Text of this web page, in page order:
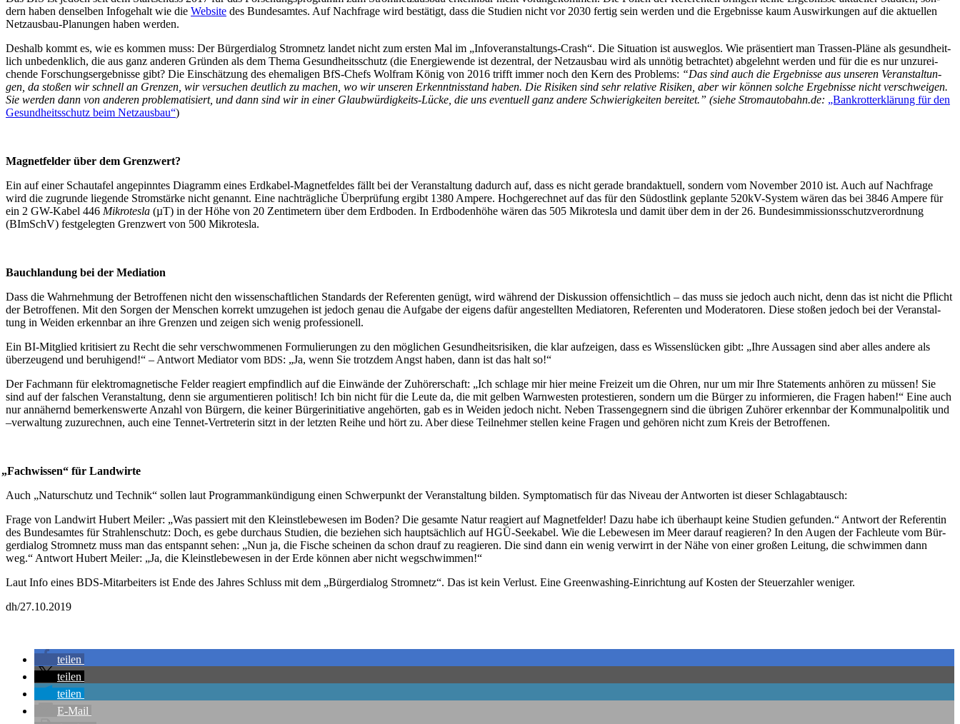
dern haben den­sel­ben Info­ge­halt wie die Web­site des Bun­des­am­tes. Auf Nach­fra­ge wird bestä­tigt, dass die Stu­di­en nicht vor 2030 fer­tig sein wer­den und die Ergeb­nis­se kaum Aus­wir­kun­gen auf die aktu­el­len
Netz­aus­bau-Pla­nun­gen haben werden.
Des­halb kommt es, wie es kom­men muss: Der Bür­ger­dia­log Strom­netz lan­det nicht zum ers­ten Mal im „Info­ver­an­stal­tungs-Crash“. Die Situa­ti­on ist aus­weg­los. Wie prä­sen­tiert man Tras­sen-Plä­ne als gesund­heit­
lich unbe­denk­lich, die aus ganz ande­ren Grün­den als dem The­ma Gesund­heits­schutz (die Ener­gie­wen­de ist dezen­tral, der Netz­aus­bau wird als unnö­tig betrach­tet) abge­lehnt wer­den und für die es nur unzu­rei­
chen­de For­schungs­er­geb­nis­se gibt? Die Ein­schät­zung des ehe­ma­li­gen BfS-Chefs Wolf­ram König von 2016 trifft immer noch den Kern des Pro­blems: “Das sind auch die Ergeb­nis­se aus unse­ren Ver­an­stal­tun­
gen, da sto­ßen wir schnell an Gren­zen, wir ver­su­chen deut­lich zu machen, wo wir unse­ren Erkennt­nis­stand haben. Die Risi­ken sind sehr rela­ti­ve Risi­ken, aber wir kön­nen sol­che Ergeb­nis­se nicht ver­schwei­gen.
Sie wer­den dann von ande­ren pro­ble­ma­ti­siert, und dann sind wir in einer Glaub­wür­dig­keits-Lücke, die uns even­tu­ell ganz ande­re Schwie­rig­kei­ten berei­tet.” (sie­he Stromautobahn.de: „Bank­rott­erklä­rung für den
Gesund­heits­schutz beim Netz­aus­bau“)
Magnet­fel­der über dem Grenzwert?
Ein auf einer Schau­ta­fel ange­pinn­tes Dia­gramm eines Erd­ka­bel-Magnet­fel­des fällt bei der Ver­an­stal­tung dadurch auf, dass es nicht gera­de brand­ak­tu­ell, son­dern vom Novem­ber 2010 ist. Auch auf Nach­fra­ge
wird die zugrun­de lie­gen­de Strom­stär­ke nicht genannt. Eine nach­träg­li­che Über­prü­fung ergibt 1380 Ampere. Hoch­ge­rech­net auf das für den Süd­ost­link geplan­te 520kV-Sys­tem wären das bei 3846 Ampere für
ein 2 GW-Kabel 446 Mikro­tes­la (µT) in der Höhe von 20 Zen­ti­me­tern über dem Erd­bo­den. In Erd­bo­den­hö­he wären das 505 Mikro­tes­la und damit über dem in der 26. Bun­des­im­mis­si­ons­schutz­ver­ord­nung
(BImSchV) fest­ge­leg­ten Grenz­wert von 500 Mikrotesla.
Bauch­lan­dung bei der Mediation
Dass die Wahr­neh­mung der Betrof­fe­nen nicht den wis­sen­schaft­li­chen Stan­dards der Refe­ren­ten genügt, wird wäh­rend der Dis­kus­si­on offen­sicht­lich – das muss sie jedoch auch nicht, denn das ist nicht die Pflicht
der Betrof­fe­nen. Mit den Sor­gen der Men­schen kor­rekt umzu­ge­hen ist jedoch genau die Auf­ga­be der eigens dafür ange­stell­ten Media­to­ren, Refe­ren­ten und Mode­ra­to­ren. Die­se sto­ßen jedoch bei der Ver­an­stal­
tung in Wei­den erkenn­bar an ihre Gren­zen und zei­gen sich wenig professionell.
Ein BI-Mit­glied kri­ti­siert zu Recht die sehr ver­schwom­me­nen For­mu­lie­run­gen zu den mög­li­chen Gesund­heits­ri­si­ken, die klar auf­zei­gen, dass es Wis­sens­lü­cken gibt: „Ihre Aus­sa­gen sind aber alles ande­re als
über­zeu­gend und beru­hi­gend!“ – Ant­wort Media­tor vom BDS: „Ja, wenn Sie trotz­dem Angst haben, dann ist das halt so!“
Der Fach­mann für elek­tro­ma­gne­ti­sche Fel­der reagiert emp­find­lich auf die Ein­wän­de der Zuhö­rer­schaft: „Ich schla­ge mir hier mei­ne Frei­zeit um die Ohren, nur um mir Ihre State­ments anhö­ren zu müs­sen! Sie
sind auf der fal­schen Ver­an­stal­tung, denn sie argu­men­tie­ren poli­tisch! Ich bin nicht für die Leu­te da, die mit gel­ben Warn­wes­ten pro­tes­tie­ren, son­dern um die Bür­ger zu infor­mie­ren, die Fra­gen haben!“ Eine auch
nur annä­hernd bemer­kens­wer­te Anzahl von Bür­gern, die kei­ner Bür­ger­initia­ti­ve ange­hör­ten, gab es in Wei­den jedoch nicht. Neben Tras­sen­geg­nern sind die übri­gen Zuhö­rer erkenn­bar der Kom­mu­nal­po­li­tik und
–ver­wal­tung zuzu­rech­nen, auch eine Ten­net-Ver­tre­te­rin sitzt in der letz­ten Rei­he und hört zu. Aber die­se Teil­neh­mer stel­len kei­ne Fra­gen und gehö­ren nicht zum Kreis der Betroffenen.
„Fach­wis­sen“ für Landwirte
Auch „Natur­schutz und Tech­nik“ sol­len laut Pro­gramm­an­kün­di­gung einen Schwer­punkt der Ver­an­stal­tung bil­den. Sym­pto­ma­tisch für das Niveau der Ant­wor­ten ist die­ser Schlagabtausch:
Fra­ge von Land­wirt Hubert Mei­ler: „Was pas­siert mit den Kleinst­le­be­we­sen im Boden? Die gesam­te Natur reagiert auf Magnet­fel­der! Dazu habe ich über­haupt kei­ne Stu­di­en gefun­den.“ Ant­wort der Refe­ren­tin
des Bun­des­am­tes für Strah­len­schutz: Doch, es gebe durch­aus Stu­di­en, die bezie­hen sich haupt­säch­lich auf HGÜ-See­ka­bel. Wie die Lebe­we­sen im Meer dar­auf reagie­ren? In den Augen der Fach­leu­te vom Bür­
ger­dia­log Strom­netz muss man das ent­spannt sehen: „Nun ja, die Fische schei­nen da schon drauf zu reagie­ren. Die sind dann ein wenig ver­wirrt in der Nähe von einer gro­ßen Lei­tung, die schwim­men dann
weg.“ Ant­wort Hubert Mei­ler: „Ja, die Kleinst­le­be­we­sen in der Erde kön­nen aber nicht wegschwimmen!“
Laut Info eines BDS-Mit­ar­bei­ters ist Ende des Jah­res Schluss mit dem „Bür­ger­dia­log Strom­netz“. Das ist kein Ver­lust. Eine Green­wa­shing-Ein­rich­tung auf Kos­ten der Steu­er­zah­ler weniger.
dh/27.10.2019
tei­len
tei­len
tei­len
E‑Mail